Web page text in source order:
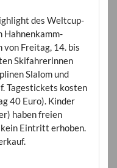
des Weltcup-
Hahnenkamm-
von Freitag, 14. bis
Skifahrerinnen
Slalom und
Tagestickets kosten
40 Euro). Kinder
haben freien
Eintritt erhoben.